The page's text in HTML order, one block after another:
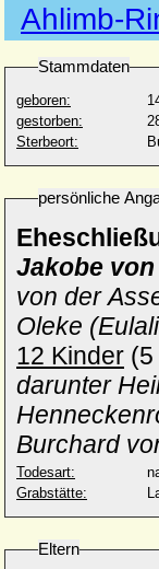
Ahlimb-
Stammdaten
geboren:
gestorben:
Sterbeort:
persönliche
Jakobe
von der
Oleke
12 Kinder
darunter
Burchard
Todesart:
Grabstätte:
Eltern